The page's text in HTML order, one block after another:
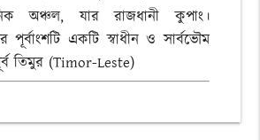
অঞ্চল, যার রাজধানী কুপাং।
পূর্বাংশটি একটি স্বাধীন ও সার্বভৌম
তিমুর (Timor-Leste)